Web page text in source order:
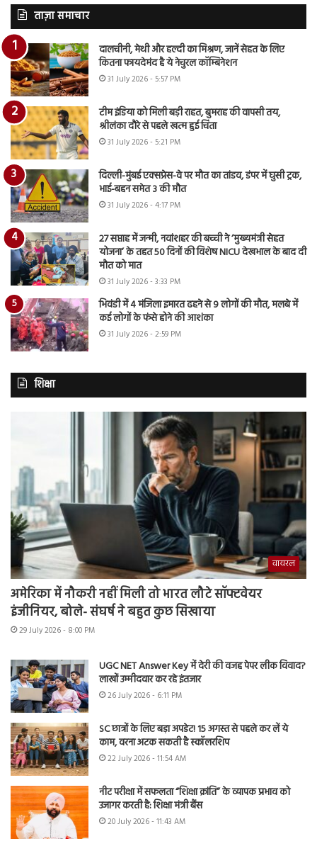
ताज़ा समाचार
दालचीनी, मेथी और हल्दी का मिश्रण, जानें सेहत के लिए
कितना फायदेमंद है ये नेचुरल कॉम्बिनेशन
31 July 2026 - 5:57 PM
टीम इंडिया को मिली बड़ी राहत, बुमराह की वापसी तय,
श्रीलंका दौरे से पहले खत्म हुई चिंता
31 July 2026 - 5:21 PM
दिल्ली-मुंबई एक्सप्रेस-वे पर मौत का तांडव, डंपर में घुसी ट्रक,
भाई-बहन समेत 3 की मौत
31 July 2026 - 4:17 PM
27 सप्ताह में जन्मी, नवांशहर की बच्ची ने ‘मुख्यमंत्री सेहत
योजना’ के तहत 50 दिनों की विशेष NICU देखभाल के बाद दी
मौत को मात
31 July 2026 - 3:33 PM
भिवंडी में 4 मंजिला इमारत ढहने से 9 लोगों की मौत, मलबे में
कई लोगों के फंसे होने की आशंका
31 July 2026 - 2:59 PM
शिक्षा
वायरल
अमेरिका में नौकरी नहीं मिली तो भारत लौटे सॉफ्टवेयर
इंजीनियर, बोले- संघर्ष ने बहुत कुछ सिखाया
29 July 2026 - 8:00 PM
UGC NET Answer Key में देरी की वजह पेपर लीक विवाद?
लाखों उम्मीदवार कर रहे इंतजार
26 July 2026 - 6:11 PM
SC छात्रों के लिए बड़ा अपडेट! 15 अगस्त से पहले कर लें ये
काम, वरना अटक सकती है स्कॉलरशिप
22 July 2026 - 11:54 AM
नीट परीक्षा में सफलता “शिक्षा क्रांति” के व्यापक प्रभाव को
उजागर करती है: शिक्षा मंत्री बैंस
20 July 2026 - 11:43 AM